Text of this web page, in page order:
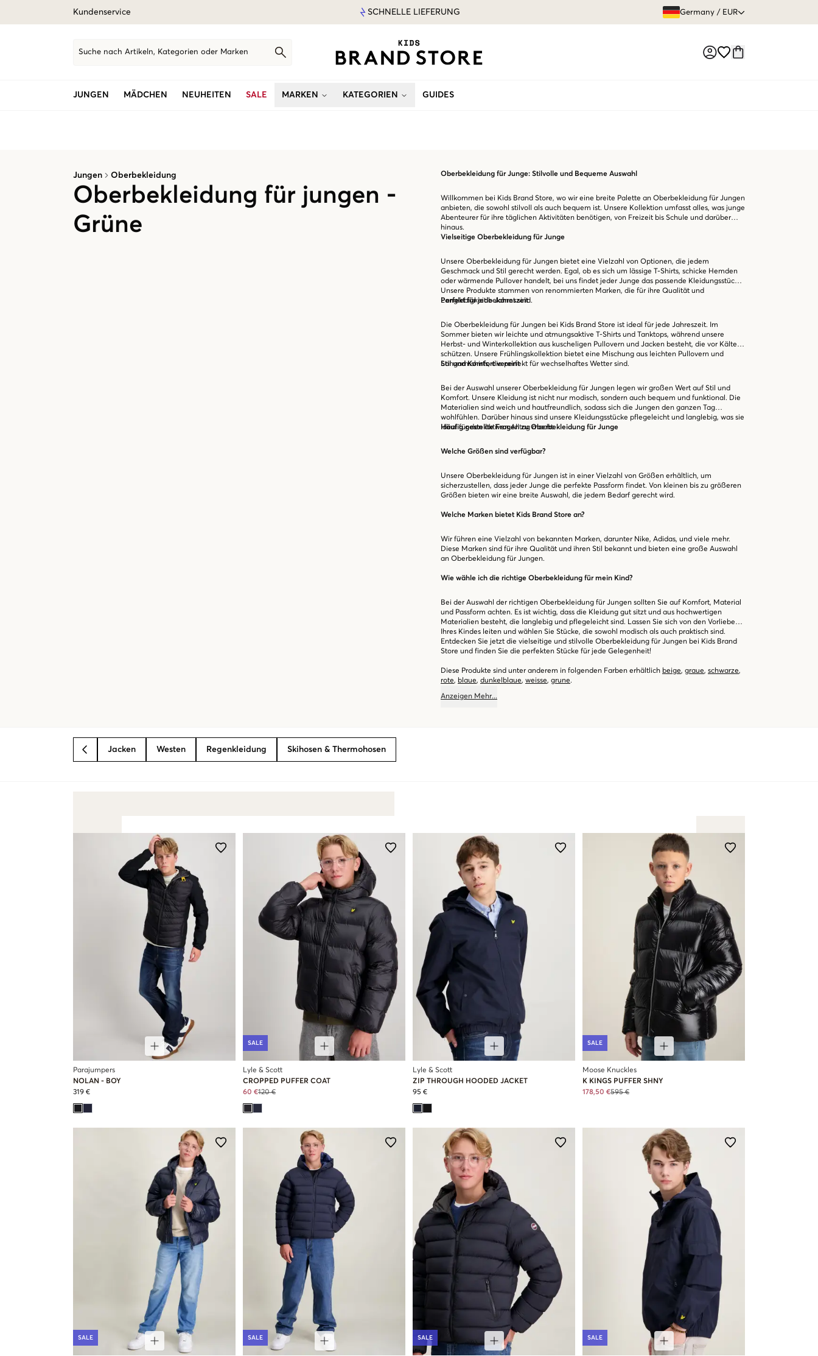
Kundenservice SCHNELLE LIEFERUNG Germany / EUR
Suche nach Artikeln, Kategorien oder Marken
JUNGEN MÄDCHEN NEUHEITEN SALE MARKEN KATEGORIEN GUIDES
Jungen Oberbekleidung
Oberbekleidung für jungen -
Grüne
Oberbekleidung für Junge: Stilvolle und Bequeme Auswahl
Willkommen bei Kids Brand Store, wo wir eine breite Palette an Oberbekleidung für Jungen
anbieten, die sowohl stilvoll als auch bequem ist. Unsere Kollektion umfasst alles, was junge
Abenteurer für ihre täglichen Aktivitäten benötigen, von Freizeit bis Schule und darüber
hinaus.
Vielseitige Oberbekleidung für Junge
Unsere Oberbekleidung für Jungen bietet eine Vielzahl von Optionen, die jedem
Geschmack und Stil gerecht werden. Egal, ob es sich um lässige T-Shirts, schicke Hemden
oder wärmende Pullover handelt, bei uns findet jeder Junge das passende Kleidungsstück.
Unsere Produkte stammen von renommierten Marken, die für ihre Qualität und
Langlebigkeit bekannt sind.
Perfekt für jede Jahreszeit
Die Oberbekleidung für Jungen bei Kids Brand Store ist ideal für jede Jahreszeit. Im
Sommer bieten wir leichte und atmungsaktive T-Shirts und Tanktops, während unsere
Herbst- und Winterkollektion aus kuscheligen Pullovern und Jacken besteht, die vor Kälte
schützen. Unsere Frühlingskollektion bietet eine Mischung aus leichten Pullovern und
Langarmshirts, die perfekt für wechselhaftes Wetter sind.
Stil und Komfort vereint
Bei der Auswahl unserer Oberbekleidung für Jungen legen wir großen Wert auf Stil und
Komfort. Unsere Kleidung ist nicht nur modisch, sondern auch bequem und funktional. Die
Materialien sind weich und hautfreundlich, sodass sich die Jungen den ganzen Tag
wohlfühlen. Darüber hinaus sind unsere Kleidungsstücke pflegeleicht und langlebig, was sie
ideal für den aktiven Alltag macht.
Häufig gestellte Fragen zu Oberbekleidung für Junge
Welche Größen sind verfügbar?
Unsere Oberbekleidung für Jungen ist in einer Vielzahl von Größen erhältlich, um
sicherzustellen, dass jeder Junge die perfekte Passform findet. Von kleinen bis zu größeren
Größen bieten wir eine breite Auswahl, die jedem Bedarf gerecht wird.
Welche Marken bietet Kids Brand Store an?
Wir führen eine Vielzahl von bekannten Marken, darunter Nike, Adidas, und viele mehr.
Diese Marken sind für ihre Qualität und ihren Stil bekannt und bieten eine große Auswahl
an Oberbekleidung für Jungen.
Wie wähle ich die richtige Oberbekleidung für mein Kind?
Bei der Auswahl der richtigen Oberbekleidung für Jungen sollten Sie auf Komfort, Material
und Passform achten. Es ist wichtig, dass die Kleidung gut sitzt und aus hochwertigen
Materialien besteht, die langlebig und pflegeleicht sind. Lassen Sie sich von den Vorlieben
Ihres Kindes leiten und wählen Sie Stücke, die sowohl modisch als auch praktisch sind.
Entdecken Sie jetzt die vielseitige und stilvolle Oberbekleidung für Jungen bei Kids Brand
Store und finden Sie die perfekten Stücke für jede Gelegenheit!
Diese Produkte sind unter anderem in folgenden Farben erhältlich beige, graue, schwarze,
rote, blaue, dunkelblaue, weisse, grune.
Anzeigen Mehr...
BACK Jacken Westen Regenkleidung Skihosen & Thermohosen
Parajumpers
NOLAN - BOY
319 €
SALE
Lyle & Scott
CROPPED PUFFER COAT
60 €120 €
Lyle & Scott
ZIP THROUGH HOODED JACKET
95 €
SALE
Moose Knuckles
K KINGS PUFFER SHNY
178,50 €595 €
SALE SALE SALE SALE